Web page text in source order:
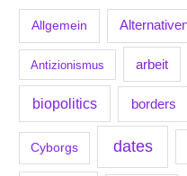
Allgemein
Antizionismus arbeit
biopolitics borders
Cyborgs dates